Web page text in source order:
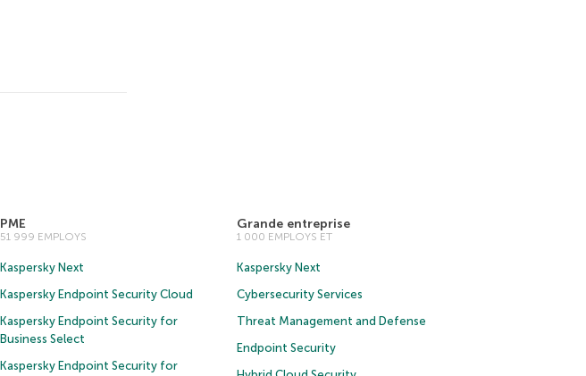
PME
51 999 EMPLOYS
Kaspersky Next
Kaspersky Endpoint Security Cloud
Kaspersky Endpoint Security for
Business Select
Kaspersky Endpoint Security for
Grande entreprise
1 000 EMPLOYS ET
Kaspersky Next
Cybersecurity Services
Threat Management and Defense
Endpoint Security